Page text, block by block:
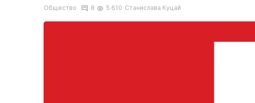
Общество 8 5 610 Станислава Куцай